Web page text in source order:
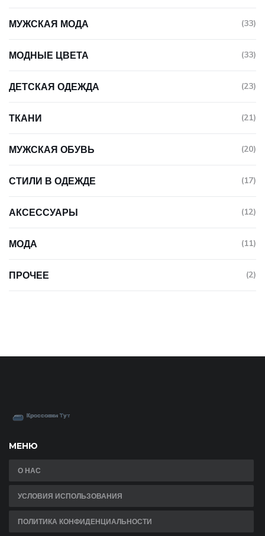
МУЖСКАЯ МОДА (33)
МОДНЫЕ ЦВЕТА (33)
ДЕТСКАЯ ОДЕЖДА (23)
ТКАНИ (21)
МУЖСКАЯ ОБУВЬ (20)
СТИЛИ В ОДЕЖДЕ (17)
АКСЕССУАРЫ (12)
МОДА (11)
ПРОЧЕЕ (2)
МЕНЮ
О НАС
УСЛОВИЯ ИСПОЛЬЗОВАНИЯ
ПОЛИТИКА КОНФИДЕНЦИАЛЬНОСТИ